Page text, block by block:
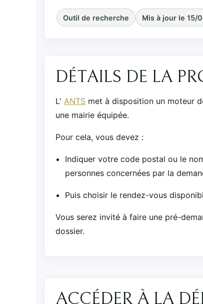
Outil de recherche Mis à jour le 15/
DÉTAILS DE LA
L' ANTSmet à disposition un moteur
une mairie équipée.
Pour cela, vous devez :
Indiquer votre code postal ou le
personnes concernées par la
Puis choisir le rendez-vous
Vous serez invité à faire une pré-
dossier.
ACCÉDER À LA